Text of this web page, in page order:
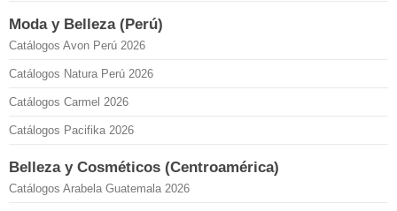
Moda y Belleza (Perú)
Catálogos Avon Perú 2026
Catálogos Natura Perú 2026
Catálogos Carmel 2026
Catálogos Pacifika 2026
Belleza y Cosméticos (Centroamérica)
Catálogos Arabela Guatemala 2026